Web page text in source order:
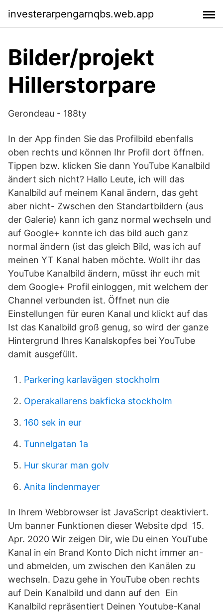
investerarpengarnqbs.web.app
Bilder/projekt
Hillerstorpare
Gerondeau - 188ty
In der App finden Sie das Profilbild ebenfalls
oben rechts und können Ihr Profil dort öffnen.
Tippen bzw. klicken Sie dann YouTube Kanalbild
ändert sich nicht? Hallo Leute, ich will das
Kanalbild auf meinem Kanal ändern, das geht
aber nicht- Zwschen den Standartbildern (aus
der Galerie) kann ich ganz normal wechseln und
auf Google+ konnte ich das bild auch ganz
normal ändern (ist das gleich Bild, was ich auf
meinen YT Kanal haben möchte. Wollt ihr das
YouTube Kanalbild ändern, müsst ihr euch mit
dem Google+ Profil einloggen, mit welchem der
Channel verbunden ist. Öffnet nun die
Einstellungen für euren Kanal und klickt auf das
Ist das Kanalbild groß genug, so wird der ganze
Hintergrund Ihres Kanalskopfes bei YouTube
damit ausgefüllt.
Parkering karlavägen stockholm
Operakallarens bakficka stockholm
160 sek in eur
Tunnelgatan 1a
Hur skurar man golv
Anita lindenmayer
In Ihrem Webbrowser ist JavaScript deaktiviert.
Um banner Funktionen dieser Website dpd 15.
Apr. 2020 Wir zeigen Dir, wie Du einen YouTube
Kanal in ein Brand Konto Dich nicht immer an-
und abmelden, um zwischen den Kanälen zu
wechseln. Dazu gehe in YouTube oben rechts
auf Dein Kanalbild und dann auf den Ein
Kanalbild repräsentiert Deinen Youtube-Kanal